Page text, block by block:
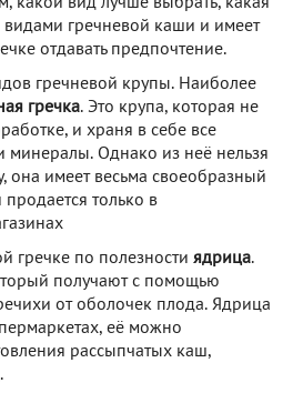
гречневой каши и имеет
отдавать предпочтение.
гречневой крупы. Наиболее
гречка. Это крупа, которая не
и храня в себе все
минералы. Однако из неё нельзя
она имеет весьма своеобразный
продается только в
гречке по полезности ядрица.
получают с помощью
от оболочек плода. Ядрица
её можно
рассыпчатых каш,